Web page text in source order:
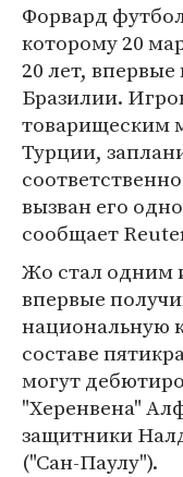
Форвард
которому 20
20 лет,
Бразилии.
товарищеским
Турции,
вызван его
сообщает
Жо стал одним
впервые
национальную
составе
могут
"Херенвена"
защитники
("Сан-Паулу").